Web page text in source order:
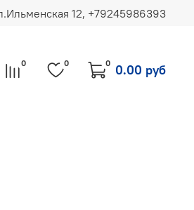
ул.Ильменская 12, ‪+79245986393
0 0 0 0.00 руб